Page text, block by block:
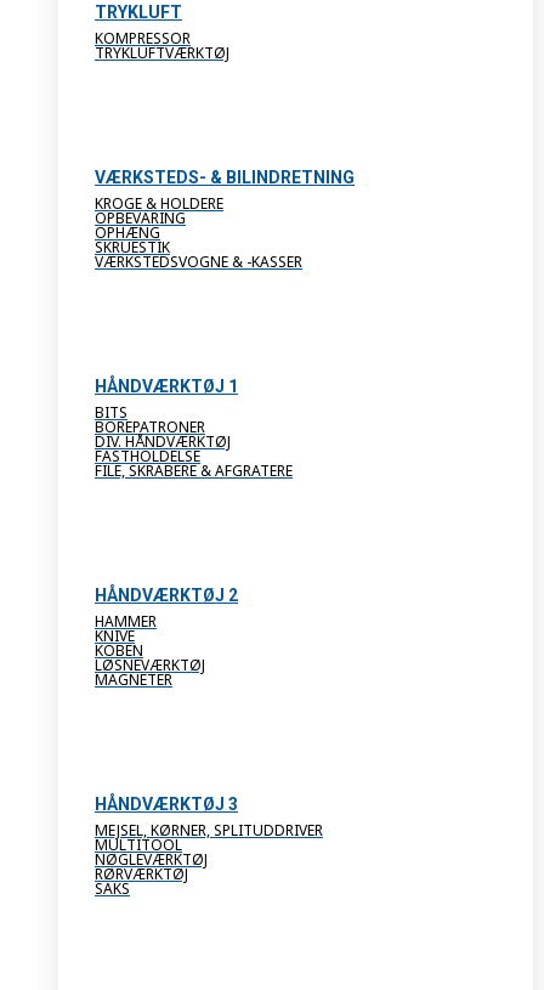
TRYKLUFT
KOMPRESSOR
TRYKLUFTVÆRKTØJ
VÆRKSTEDS- & BILINDRETNING
KROGE & HOLDERE
OPBEVARING
OPHÆNG
SKRUESTIK
VÆRKSTEDSVOGNE & -KASSER
HÅNDVÆRKTØJ 1
BITS
BOREPATRONER
DIV. HÅNDVÆRKTØJ
FASTHOLDELSE
FILE, SKRABERE & AFGRATERE
HÅNDVÆRKTØJ 2
HAMMER
KNIVE
KOBEN
LØSNEVÆRKTØJ
MAGNETER
HÅNDVÆRKTØJ 3
MEJSEL, KØRNER, SPLITUDDRIVER
MULTITOOL
NØGLEVÆRKTØJ
RØRVÆRKTØJ
SAKS